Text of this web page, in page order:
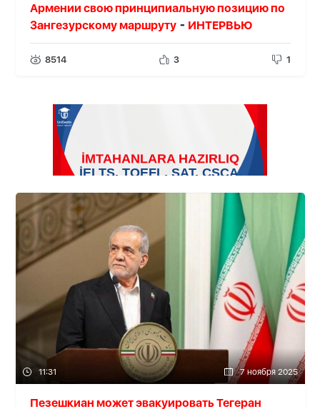
Армении свою принципиальную позицию по
Зангезурскому маршруту- ИНТЕРВЬЮ
8514 3 1
11:31 7 ноября 2025
Пезешкиан может эвакуировать Тегеран